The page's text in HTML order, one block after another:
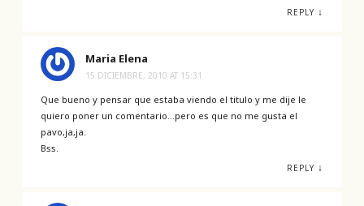
REPLY ↓
Maria Elena
15 DICIEMBRE, 2010 AT 15:31
Que bueno y pensar que estaba viendo el titulo y me dije le
quiero poner un comentario…pero es que no me gusta el
pavo,ja,ja.
Bss.
REPLY ↓